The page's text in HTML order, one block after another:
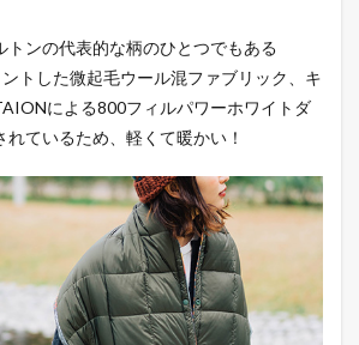
トンの代表的な柄のひとつでもある
トした微起毛ウール混ファブリック、キ
による800フィルパワーホワイトダ
れているため、軽くて暖かい！